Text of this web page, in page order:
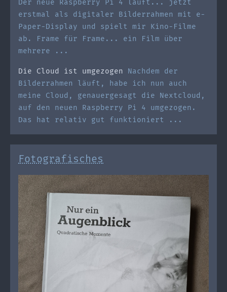
Der neue Raspberry Pi 4 läuft... jetzt
erstmal als digitaler Bilderrahmen mit e-
Paper-Display und spielt mir Kino-Filme
ab. Frame für Frame... ein Film über
mehrere ...
Die Cloud ist umgezogen
Nachdem der
Bilderrahmen läuft, habe ich nun auch
meine Cloud, genauergesagt die Nextcloud,
auf den neuen Raspberry Pi 4 umgezogen.
Das hat relativ gut funktioniert ...
Fotografisches